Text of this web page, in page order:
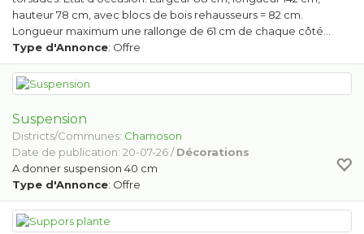
hauteur 78 cm, avec blocs de bois rehausseurs = 82 cm.
Longueur maximum une rallonge de 61 cm de chaque côté…
Type d'Annonce: Offre
Suspension
Districts/Communes: Chamoson
Date de publication: 20-07-26 /Décorations
A donner suspension 40 cm
Type d'Annonce: Offre